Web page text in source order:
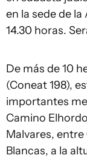
en la sede de
14.30 horas.
De más de 10
(Coneat 198),
importantes
Camino
Malvares, entre
Blancas, a la